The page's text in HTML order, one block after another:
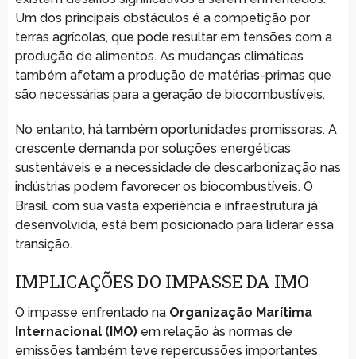
Um dos principais obstáculos é a competição por
terras agrícolas, que pode resultar em tensões com a
produção de alimentos. As mudanças climáticas
também afetam a produção de matérias-primas que
são necessárias para a geração de biocombustíveis.
No entanto, há também oportunidades promissoras. A
crescente demanda por soluções energéticas
sustentáveis e a necessidade de descarbonização nas
indústrias podem favorecer os biocombustíveis. O
Brasil, com sua vasta experiência e infraestrutura já
desenvolvida, está bem posicionado para liderar essa
transição.
IMPLICAÇÕES DO IMPASSE DA IMO
O impasse enfrentado na Organização Marítima
Internacional (IMO)em relação às normas de
emissões também teve repercussões importantes